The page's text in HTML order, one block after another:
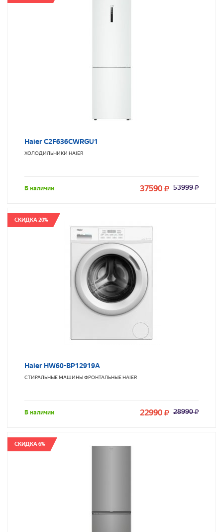
Haier C2F636CWRGU1
ХОЛОДИЛЬНИКИ HAIER
В наличии 37590 53999
СКИДКА 20%
Haier HW60-BP12919A
СТИРАЛЬНЫЕ МАШИНЫ ФРОНТАЛЬНЫЕHAIER
В наличии 22990 28990
СКИДКА 6%